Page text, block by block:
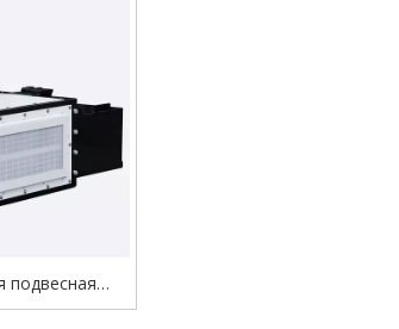
подвесная
20UDM для